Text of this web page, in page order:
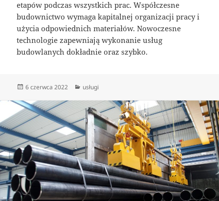
etapów podczas wszystkich prac. Współczesne
budownictwo wymaga kapitalnej organizacji pracy i
użycia odpowiednich materiałów. Nowoczesne
technologie zapewniają wykonanie usług
budowlanych dokładnie oraz szybko.
Data
6 czerwca 2022 Kategorie
usługi